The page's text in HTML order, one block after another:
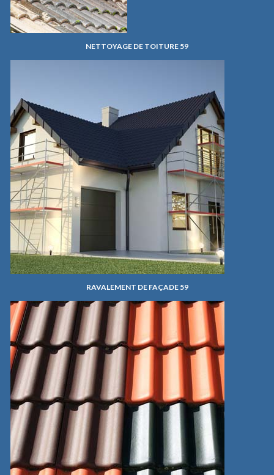
NETTOYAGE DE TOITURE 59
RAVALEMENT DE FAÇADE 59